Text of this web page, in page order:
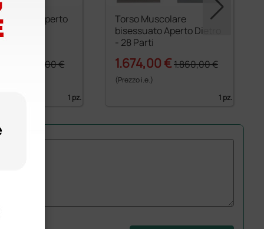
Aperto
Parti
1.200,00 €
1 pz.
Torso Muscolare
bisessuato Aperto Dietro
- 28 Parti
1.674,00 €1.860,00 €
(Prezzo i.e.)
1 pz.